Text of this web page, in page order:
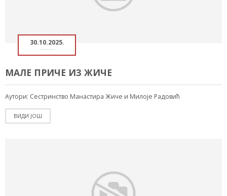
30.10.2025.
МАЛЕ ПРИЧЕ ИЗ ЖИЧЕ
Аутори: Сестринство Манастира Жиче и Милоје Радовић
ВИДИ ЈОШ